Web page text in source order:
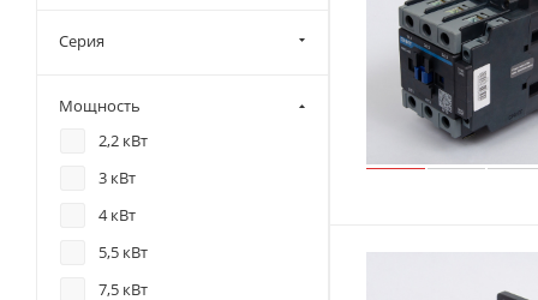
Серия
Мощность
2,2 кВт
3 кВт
4 кВт
5,5 кВт
7,5 кВт